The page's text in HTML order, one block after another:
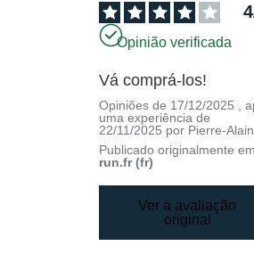
4
Opinião verificada
Vá comprá-los!
Opiniões de 17/12/2025
,
uma experiência de
22/11/2025 por Pierre-
Publicado originalmente
run.fr (fr)
Ver a avaliação
original